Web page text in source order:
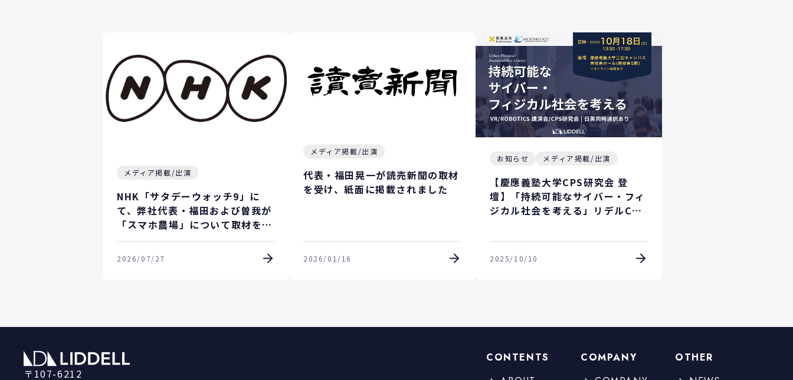
メディア掲載/出演
NHK「サタデーウォッチ9」に
て、弊社代表・福田および曽我が
「スマホ農場」について取材を受
けました。
2026/07/27
メディア掲載/出演
代表・福田晃一が読売新聞の取材
を受け、紙面に掲載されました
2026/01/16
お知らせ メディア掲載/出演
【慶應義塾大学CPS研究会 登
壇】「持続可能なサイバー・フィ
ジカル社会を考える」リデルCEO
ジネスモデル」とは？
2025/10/10
〒107-6212
CONTENTS
COMPANY
OTHER